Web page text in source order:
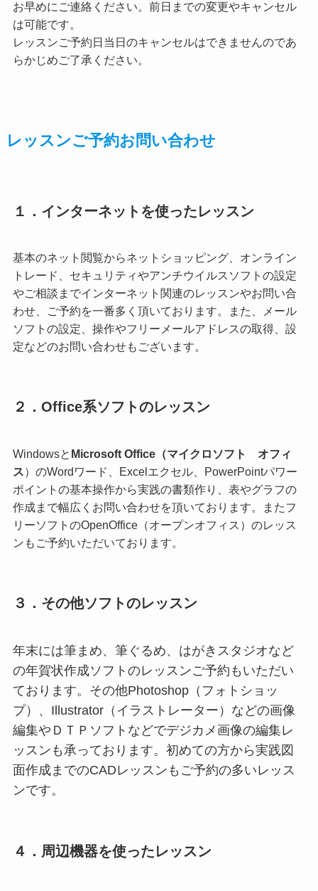
お早めにご連絡ください。前日までの変更やキャンセル
は可能です。
レッスンご予約日当日のキャンセルはできませんのであ
らかじめご了承ください。
レッスンご予約お問い合わせ
１．インターネットを使ったレッスン
基本のネット閲覧からネットショッピング、オンライン
トレード、セキュリティやアンチウイルスソフトの設定
やご相談までインターネット関連のレッスンやお問い合
わせ、ご予約を一番多く頂いております。また、メール
ソフトの設定、操作やフリーメールアドレスの取得、設
定などのお問い合わせもございます。
２．Office系ソフトのレッスン
Windowsと Microsoft Office（マイクロソフト オフィ
ス）のWordワード、Excelエクセル、PowerPointパワー
ポイントの基本操作から実践の書類作り、表やグラフの
作成まで幅広くお問い合わせを頂いております。またフ
リーソフトのOpenOffice（オープンオフィス）のレッス
ンもご予約いただいております。
３．その他ソフトのレッスン
年末には筆まめ、筆ぐるめ、はがきスタジオなど
の年賀状作成ソフトのレッスンご予約もいただい
ております。その他Photoshop（フォトショッ
プ）、Illustrator（イラストレーター）などの画像
編集やＤＴＰソフトなどでデジカメ画像の編集レ
ッスンも承っております。初めての方から実践図
面作成までのCADレッスンもご予約の多いレッス
ンです。
４．周辺機器を使ったレッスン